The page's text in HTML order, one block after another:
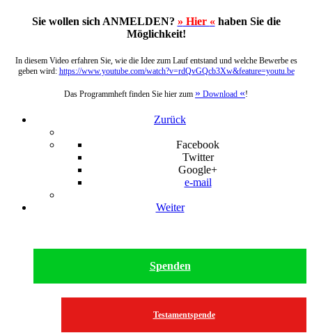
Sie wollen sich ANMELDEN? » Hier «haben Sie die
Möglichkeit!
In diesem Video erfahren Sie, wie die Idee zum Lauf entstand und welche Bewerbe es
geben wird: https://www.youtube.com/watch?v=rdQvGQcb3Xw&feature=youtu.be
Das Programmheft finden Sie hier zum » Download «!
Zurück
Facebook
Twitter
Google+
e-mail
Weiter
Spenden
Testamentspende